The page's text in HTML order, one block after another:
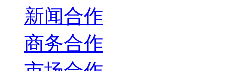
新闻合作
商务合作